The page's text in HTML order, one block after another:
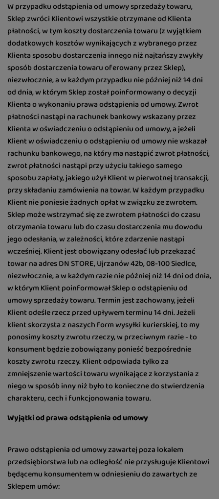
W przypadku odstąpienia od umowy sprzedaży towaru,
Sklep zwróci Klientowi wszystkie otrzymane od Klienta
płatności, w tym koszty dostarczenia towaru (z wyjątkiem
dodatkowych kosztów wynikających z wybranego przez
Klienta sposobu dostarczenia innego niż najtańszy zwykły
sposób dostarczenia towaru oferowany przez Sklep),
niezwłocznie, a w każdym przypadku nie później niż 14 dni
od dnia, w którym Sklep został poinformowany o decyzji
Klienta o wykonaniu prawa odstąpienia od umowy. Zwrot
płatności nastąpi na rachunek bankowy wskazany przez
Klienta w oświadczeniu o odstąpieniu od umowy, a jeżeli
Klient w oświadczeniu o odstąpieniu od umowy nie wskazał
rachunku bankowego, na który ma nastąpić zwrot płatności,
zwrot płatności nastąpi przy użyciu takiego samego
sposobu zapłaty, jakiego użył Klient w pierwotnej transakcji,
przy składaniu zamówienia na towar. W każdym przypadku
Klient nie poniesie żadnych opłat w związku ze zwrotem.
Sklep może wstrzymać się ze zwrotem płatności do czasu
otrzymania towaru lub do czasu dostarczenia mu dowodu
jego odesłania, w zależności, które zdarzenie nastąpi
wcześniej. Klient jest obowiązany odesłać lub przekazać
towar na adres DN STORE, Ujrzanów 42b, 08-100 Siedlce,
niezwłocznie, a w każdym razie nie później niż 14 dni od dnia,
w którym Klient poinformował Sklep o odstąpieniu od
umowy sprzedaży towaru. Termin jest zachowany, jeżeli
Klient odeśle rzecz przed upływem terminu 14 dni. Jeżeli
klient skorzysta z naszych form wysyłki kurierskiej, to my
ponosimy koszty zwrotu rzeczy, w przeciwnym razie - to
konsument będzie zobowiązany ponieść bezpośrednie
koszty zwrotu rzeczy. Klient odpowiada tylko za
zmniejszenie wartości towaru wynikające z korzystania z
niego w sposób inny niż było to konieczne do stwierdzenia
charakteru, cech i funkcjonowania towaru.
Wyjątki od prawa odstąpienia od umowy
Prawo odstąpienia od umowy zawartej poza lokalem
przedsiębiorstwa lub na odległość nie przysługuje Klientowi
będącemu konsumentem w odniesieniu do zawartych ze
Sklepem umów: